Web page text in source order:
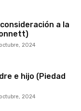
a la
2024
e hijo (Piedad
2024